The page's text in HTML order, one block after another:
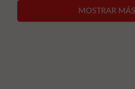
MOSTRAR MÁS